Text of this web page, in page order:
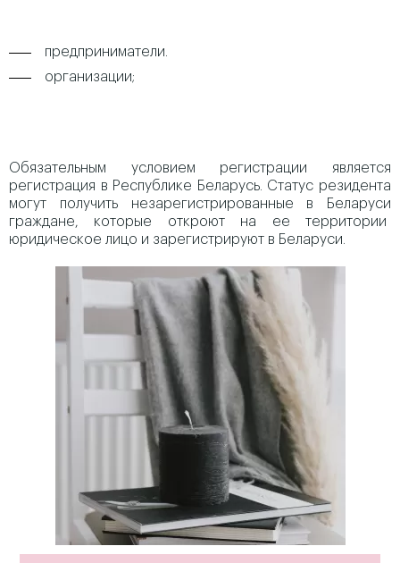
предприниматели.
организации;
Обязательным условием регистрации является
регистрация в Республике Беларусь. Статус резидента
могут получить незарегистрированные в Беларуси
граждане, которые откроют на ее территории
юридическое лицо и зарегистрируют в Беларуси.